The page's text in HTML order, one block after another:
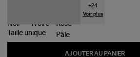
+24
Voir plus
Taille unique
AJOUTER AU PANIER